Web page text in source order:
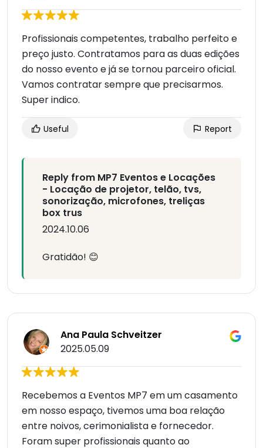
Profissionais competentes, trabalho perfeito e
preço justo. Contratamos para as duas edições
do nosso evento e já se tornou parceiro oficial.
Vamos contratar sempre que precisarmos.
Super indico.
Useful Report
Reply from MP7 Eventos e Locações
- Locação de projetor, telão, tvs,
sonorização, microfones, treliças
box trus
2024.10.06
Gratidão! 😊
Ana Paula Schveitzer
2025.05.09
Recebemos a Eventos MP7 em um casamento
em nosso espaço, tivemos uma boa relação
entre noivos, cerimonialista e fornecedor.
Foram super profissionais quanto ao